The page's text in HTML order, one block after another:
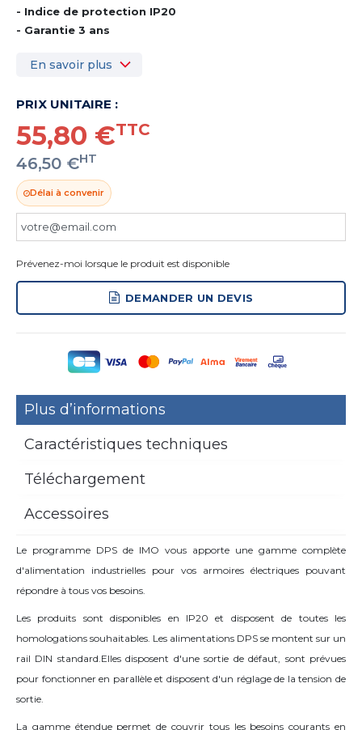
- Indice de protection IP20
- Garantie 3 ans
En savoir plus
PRIX UNITAIRE :
55,80 €TTC
46,50 €HT
Délai à convenir
Prévenez-moi lorsque le produit est disponible
DEMANDER UN DEVIS
Plus d’informations
Caractéristiques techniques
Téléchargement
Accessoires
Le programme DPS de IMO vous apporte une gamme complète
d'alimentation industrielles pour vos armoires électriques pouvant
répondre à tous vos besoins.
Les produits sont disponibles en IP20 et disposent de toutes les
homologations souhaitables. Les alimentations DPS se montent sur un
rail DIN standard.Elles disposent d'une sortie de défaut, sont prévues
pour fonctionner en parallèle et disposent d'un réglage de la tension de
sortie.
La gamme étendue permet de couvrir tous les besoins courants en